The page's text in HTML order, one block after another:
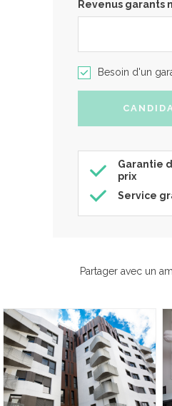
Revenus garants
Besoin d'un
Garantie
prix
Service
Partager avec un